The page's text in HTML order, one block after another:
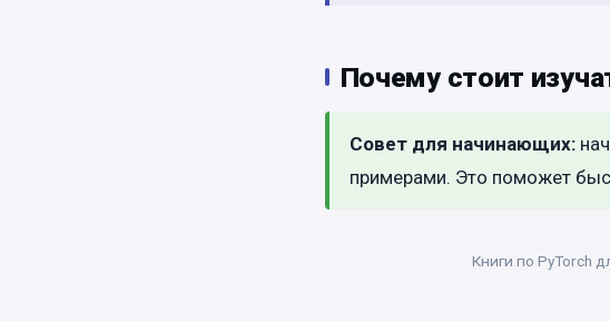
Почему стоит
Совет для начинающих:
примерами. Это поможет
Книги по PyTorch